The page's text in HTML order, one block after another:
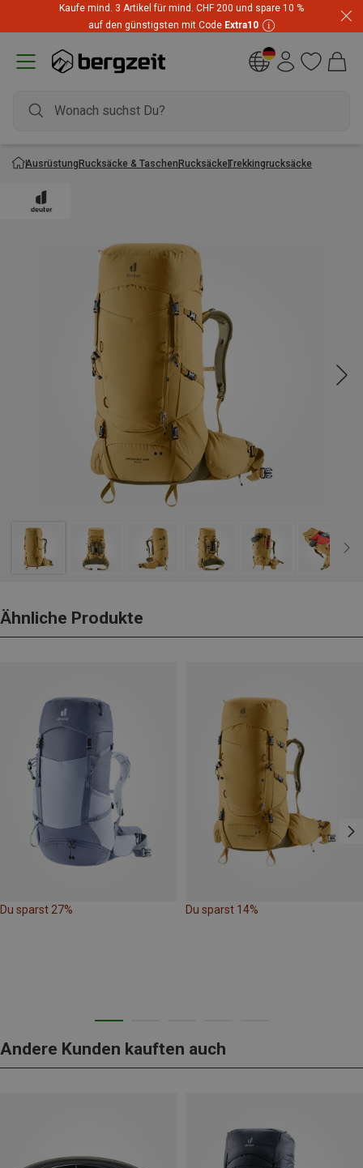
Kaufe mind. 3 Artikel für mind. CHF 200 und spare 10 %
auf den günstigsten mit Code Extra10
AusrüstungRucksäcke & TaschenRucksäckeTrekkingrucksäcke
Ähnliche Produkte
Du sparst 27% Du sparst 14%
Andere Kunden kauften auch